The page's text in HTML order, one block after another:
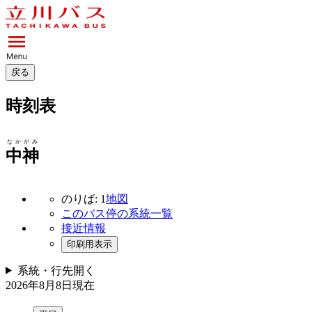
戻る
時刻表
中神
なかがみ
のりば: 1地図
このバス停の系統一覧
接近情報
印刷用表示
系統・行先開く
2026年8月8日 現在